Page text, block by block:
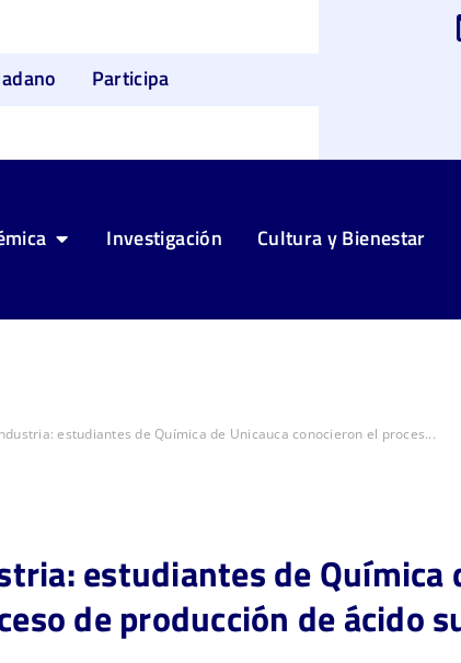
Participa
Investigación Cultura y Bienestar
estudiantes de Química de Unicauca conocieron el proces...
estudiantes de Química
de producción de ácido